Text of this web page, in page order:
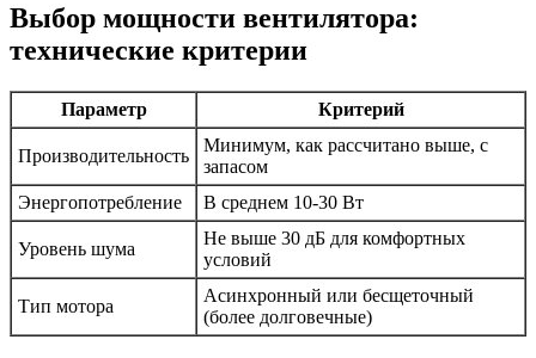
Выбор мощности вентилятора:
технические критерии
Параметр Критерий
Производительность
Минимум, как рассчитано выше, с
запасом
Энергопотребление
В среднем 10-30 Вт
Уровень шума
Не выше 30 дБ для комфортных
условий
Тип мотора
Асинхронный или бесщеточный
(более долговечные)